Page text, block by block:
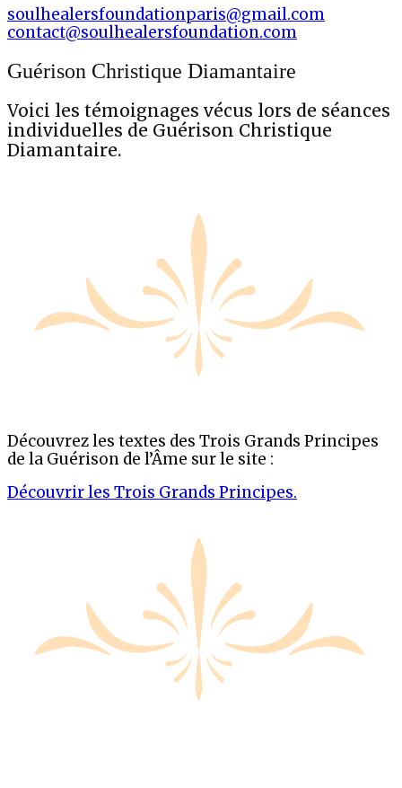
soulhealersfoundationparis@gmail.com
contact@soulhealersfoundation.com
Guérison Christique Diamantaire
Voici les témoignages vécus lors de séances
individuelles de Guérison Christique
Diamantaire.
Découvrez les textes des Trois Grands Principes
de la Guérison de l’Âme sur le site :
Découvrir les Trois Grands Principes.